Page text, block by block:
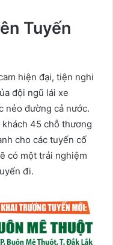
Tuyến
hiện đại, tiện nghi
đội ngũ lái xe
nẻo đường cả nước.
45 chỗ thương
cho các tuyến cố
có một trải nghiệm
đi.